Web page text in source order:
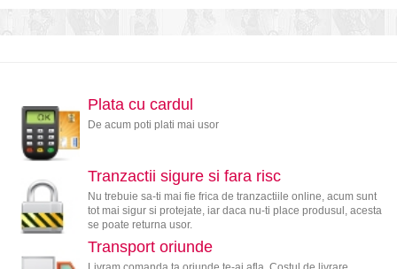
Plata cu cardul
De acum poti plati mai usor
Tranzactii sigure si fara risc
Nu trebuie sa-ti mai fie frica de tranzactiile online, acum sunt
tot mai sigur si protejate, iar daca nu-ti place produsul, acesta
se poate returna usor.
Transport oriunde